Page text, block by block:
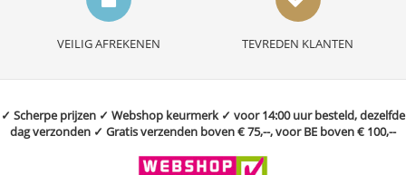
VEILIG AFREKENEN TEVREDEN KLANTEN
✓ Scherpe prijzen ✓ Webshop keurmerk ✓ voor 14:00 uur besteld, dezelfde
dag verzonden ✓ Gratis verzenden boven € 75,--, voor BE boven € 100,--